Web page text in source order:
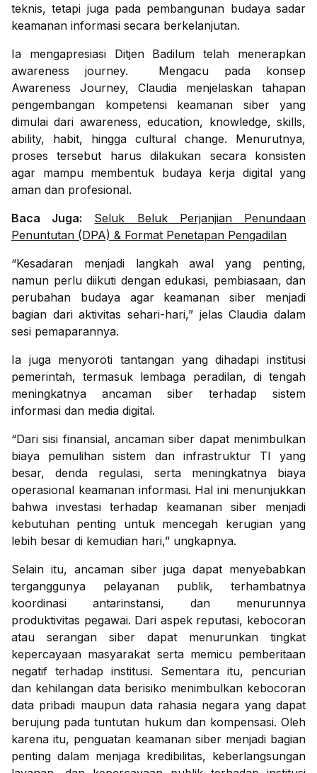
teknis, tetapi juga pada pembangunan budaya sadar
keamanan informasi secara berkelanjutan.
Ia mengapresiasi Ditjen Badilum telah menerapkan
awareness journey. Mengacu pada konsep
Awareness Journey, Claudia menjelaskan tahapan
pengembangan kompetensi keamanan siber yang
dimulai dari awareness, education, knowledge, skills,
ability, habit, hingga cultural change. Menurutnya,
proses tersebut harus dilakukan secara konsisten
agar mampu membentuk budaya kerja digital yang
aman dan profesional.
Baca Juga:
Seluk Beluk Perjanjian Penundaan
Penuntutan (DPA) & Format Penetapan Pengadilan
“Kesadaran menjadi langkah awal yang penting,
namun perlu diikuti dengan edukasi, pembiasaan, dan
perubahan budaya agar keamanan siber menjadi
bagian dari aktivitas sehari-hari,” jelas Claudia dalam
sesi pemaparannya.
Ia juga menyoroti tantangan yang dihadapi institusi
pemerintah, termasuk lembaga peradilan, di tengah
meningkatnya ancaman siber terhadap sistem
informasi dan media digital.
“Dari sisi finansial, ancaman siber dapat menimbulkan
biaya pemulihan sistem dan infrastruktur TI yang
besar, denda regulasi, serta meningkatnya biaya
operasional keamanan informasi. Hal ini menunjukkan
bahwa investasi terhadap keamanan siber menjadi
kebutuhan penting untuk mencegah kerugian yang
lebih besar di kemudian hari,” ungkapnya.
Selain itu, ancaman siber juga dapat menyebabkan
terganggunya pelayanan publik, terhambatnya
koordinasi antarinstansi, dan menurunnya
produktivitas pegawai. Dari aspek reputasi, kebocoran
atau serangan siber dapat menurunkan tingkat
kepercayaan masyarakat serta memicu pemberitaan
negatif terhadap institusi. Sementara itu, pencurian
dan kehilangan data berisiko menimbulkan kebocoran
data pribadi maupun data rahasia negara yang dapat
berujung pada tuntutan hukum dan kompensasi. Oleh
karena itu, penguatan keamanan siber menjadi bagian
penting dalam menjaga kredibilitas, keberlangsungan